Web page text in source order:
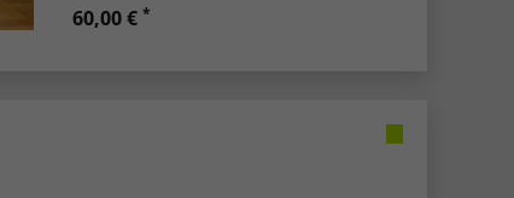
60,00 € *